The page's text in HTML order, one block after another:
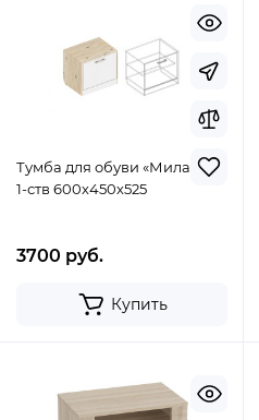
Тумба для обуви «Милана»
1-ств 600х450х525
3700 руб.
Купить